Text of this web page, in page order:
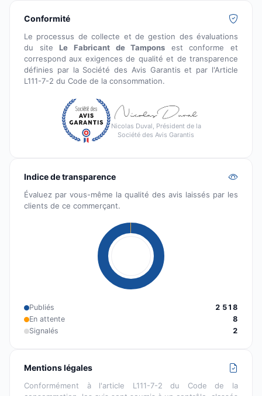
Conformité
Le processus de collecte et de gestion des évaluations
du siteLe Fabricant de Tampons est conforme et
correspond aux exigences de qualité et de transparence
définies par la Société des Avis Garantis et par l'Article
L111-7-2 du Code de la consommation.
Nicolas Duval, Président de la
Société des Avis Garantis
Indice de transparence
Évaluez par vous-même la qualité des avis laissés par les
clients de ce commerçant.
Publiés
2 518
En attente
8
Signalés
2
Mentions légales
Conformément à l'article L111-7-2 du Code de la